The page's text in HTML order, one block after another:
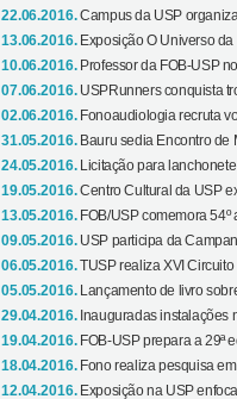
22.06.2016.Campus da USP
13.06.2016. Exposição O Universo
10.06.2016. Professor da FOB-USP
07.06.2016. USPRunners conquista
02.06.2016. Fonoaudiologia recruta
31.05.2016. Bauru sedia Encontro de
24.05.2016.
Licitação para
19.05.2016.Centro Cultural da USP
13.05.2016. FOB/USP comemora
09.05.2016. USP participa da
06.05.2016.TUSP realiza XVI Circuito
05.05.2016.
Lançamento de livro
29.04.2016. Inauguradas instalações
19.04.2016. FOB-USP prepara a 29ª
18.04.2016. Fono realiza pesquisa
12.04.2016. Exposição na USP